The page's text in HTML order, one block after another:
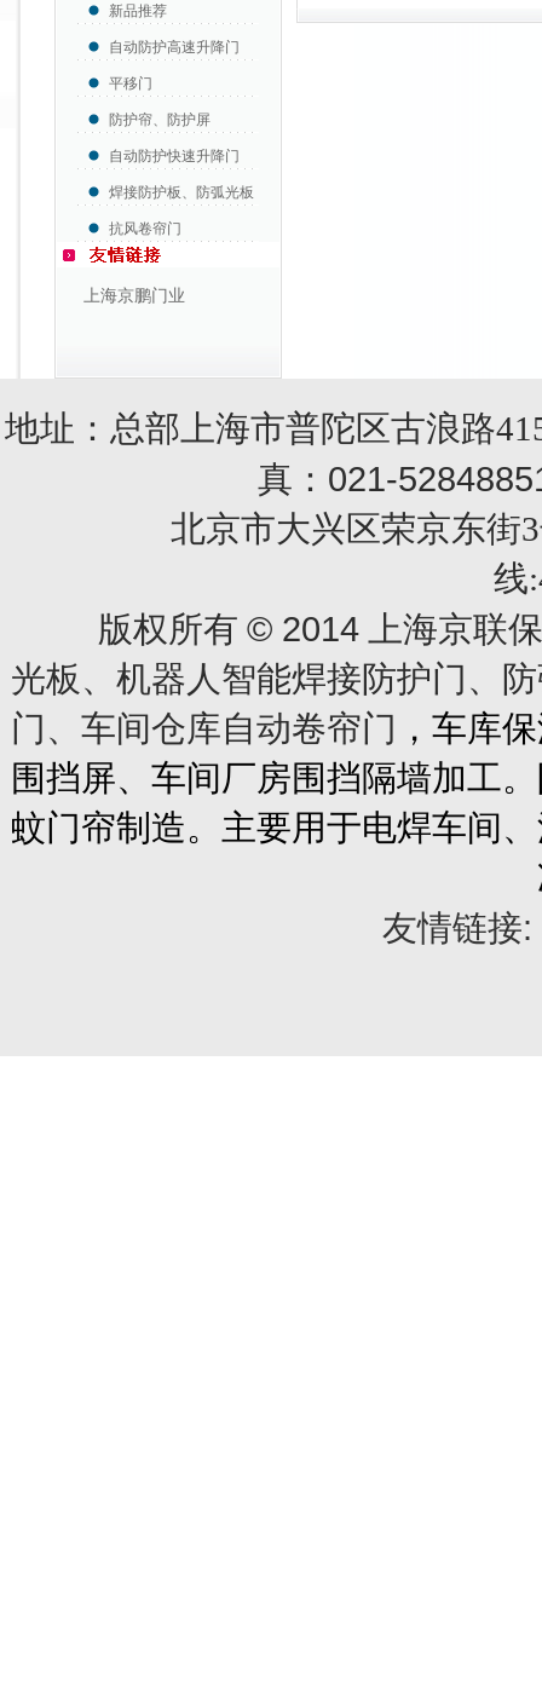
新品推荐
自动防护高速升降门
平移门
防护帘、防护屏
自动防护快速升降门
焊接防护板、防弧光板
抗风卷帘门
上海京鹏门业
地址：总部上海市普陀区古浪路
真： 021-
北京市大兴区荣京东街3
线
版权所有 © 2014上海京联
光板、机器人智能焊接防护门、
门、车间仓库自动卷帘门 ，车库
围挡屏、车间厂房围挡隔墙加工
蚊门帘制造。主要用于电焊车间
友情链接: